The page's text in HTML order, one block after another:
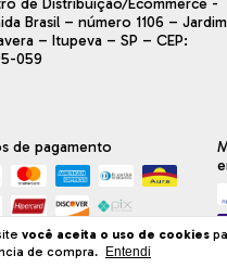
você aceita o uso de cookies
de compra.
Entendi
de Distribuição/Ecommerce -
Brasil – número 1106 – Jardim
– Itupeva – SP – CEP:
059
de pagamento